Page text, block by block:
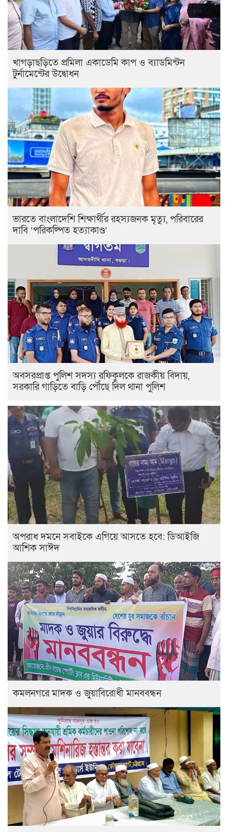
খাগড়াছড়িতে প্রমিলা একাডেমি কাপ ও ব্যাডমিন্টন
টুর্নামেন্টের উদ্বোধন
ভারতে বাংলাদেশি শিক্ষার্থীর রহস্যজনক মৃত্যু, পরিবারের
দাবি ‘পরিকল্পিত হত্যাকাণ্ড’
অবসরপ্রাপ্ত পুলিশ সদস্য রফিকুলকে রাজকীয় বিদায়,
সরকারি গাড়িতে বাড়ি পৌঁছে দিল থানা পুলিশ
অপরাধ দমনে সবাইকে এগিয়ে আসতে হবে: ডিআইজি
আশিক সাঈদ
কমলনগরে মাদক ও জুয়াবিরোধী মানববন্ধন